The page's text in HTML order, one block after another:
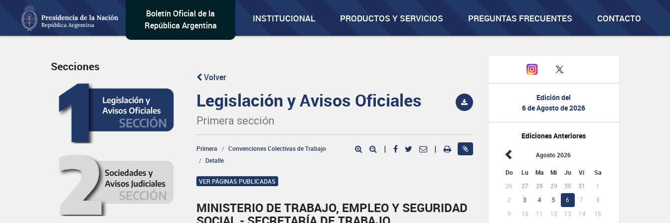
Boletín Oficial de la
República Argentina
INSTITUCIONAL PRODUCTOS Y SERVICIOS PREGUNTAS FRECUENTES CONTACTO
Edición del
6 de Agosto de 2026
Ediciones Anteriores
Agosto 2026
Do Lu Ma Mi Ju Vi Sa
26 27 28 29 30 31
1
2
3 4 5 6 7
8
9
10 11 12 13 14 15
Secciones
Volver
Legislación y Avisos Oficiales
Primera sección
Primera
Convenciones Colectivas de Trabajo
Detalle
| |
VER PÁGINAS PUBLICADAS
MINISTERIO DE TRABAJO, EMPLEO Y SEGURIDAD